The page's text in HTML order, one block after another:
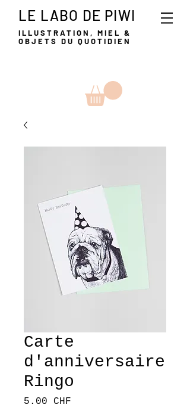
LE LABO DE PIWI
ILLUSTRATION, MIEL &
OBJETS DU QUOTIDIEN
Carte
d'anniversaire
Ringo
5.00 CHF